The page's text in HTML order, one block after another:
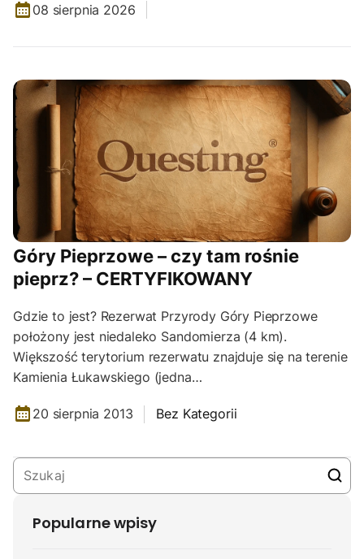
08 sierpnia 2026
Góry Pieprzowe – czy tam rośnie
pieprz? – CERTYFIKOWANY
Gdzie to jest? Rezerwat Przyrody Góry Pieprzowe
położony jest niedaleko Sandomierza (4 km).
Większość terytorium rezerwatu znajduje się na terenie
Kamienia Łukawskiego (jedna…
20 sierpnia 2013 Bez Kategorii
Popularne wpisy